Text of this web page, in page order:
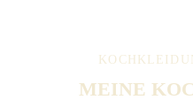
MEINE